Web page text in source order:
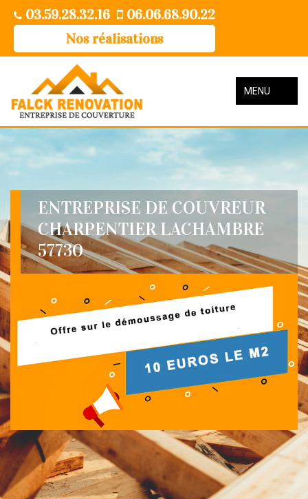
03.59.28.32.16
06.06.68.90.22
Nos réalisations
MENU
ENTREPRISE DE COUVREUR
CHARPENTIER LACHAMBRE
57730